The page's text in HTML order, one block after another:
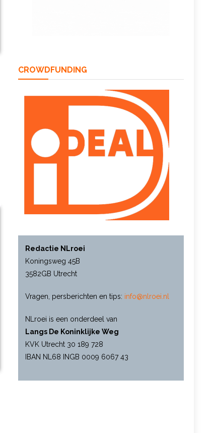
CROWDFUNDING
Redactie NLroei
Koningsweg 45B
3582GB Utrecht
Vragen, persberichten en tips: info@nlroei.nl
NLroei is een onderdeel van
Langs De Koninklijke Weg
KVK Utrecht 30 189 728
IBAN NL68 INGB 0009 6067 43